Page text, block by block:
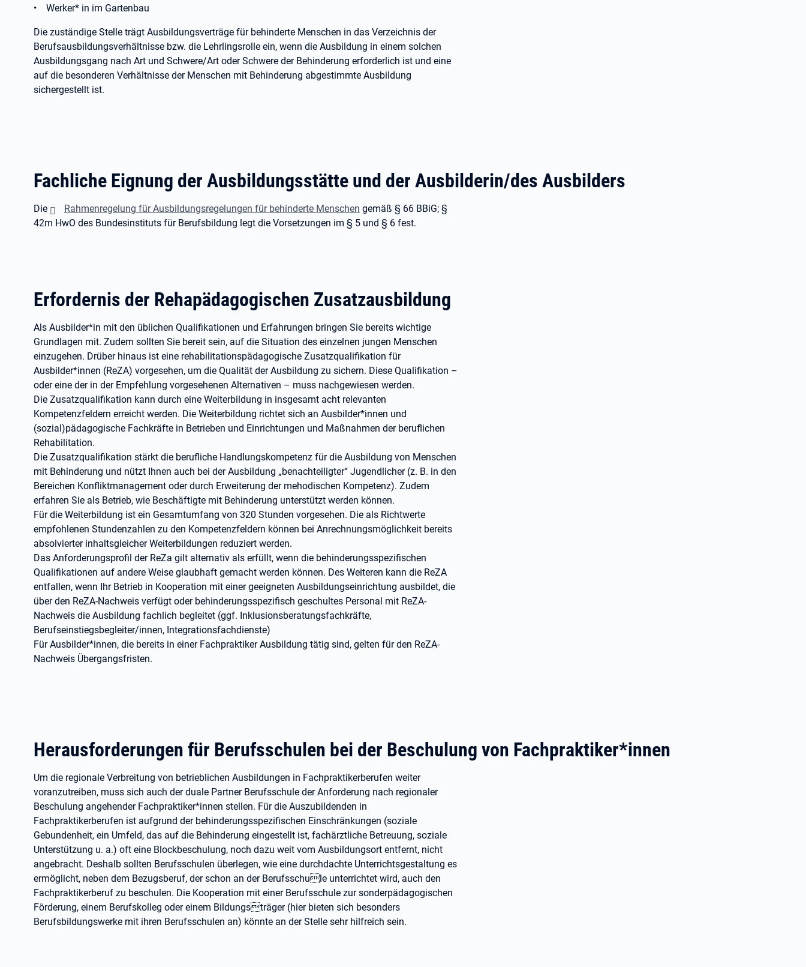
• Werker* in im Gartenbau
Die zuständige Stelle trägt Ausbildungsverträge für behinderte Menschen in das Verzeichnis der
Berufsausbildungsverhältnisse bzw. die Lehrlingsrolle ein, wenn die Ausbildung in einem solchen
Ausbildungsgang nach Art und Schwere/Art oder Schwere der Behinderung erforderlich ist und eine
auf die besonderen Verhältnisse der Menschen mit Behinderung abgestimmte Ausbildung
sichergestellt ist.
Fachliche Eignung der Ausbildungsstätte und der Ausbilderin/des Ausbilders
Die Rahmenregelung für Ausbildungsregelungen für behinderte Menschen gemäß § 66 BBiG; §
42m HwO des Bundesinstituts für Berufsbildung legt die Vorsetzungen im § 5 und § 6 fest.
Erfordernis der Rehapädagogischen Zusatzausbildung
Als Ausbilder*in mit den üblichen Qualifikationen und Erfahrungen bringen Sie bereits wichtige
Grundlagen mit. Zudem sollten Sie bereit sein, auf die Situation des einzelnen jungen Menschen
einzugehen. Drüber hinaus ist eine rehabilitationspädagogische Zusatzqualifikation für
Ausbilder*innen (ReZA) vorgesehen, um die Qualität der Ausbildung zu sichern. Diese Qualifikation –
oder eine der in der Empfehlung vorgesehenen Alternativen – muss nachgewiesen werden.
Die Zusatzqualifikation kann durch eine Weiterbildung in insgesamt acht relevanten
Kompetenzfeldern erreicht werden. Die Weiterbildung richtet sich an Ausbilder*innen und
(sozial)pädagogische Fachkräfte in Betrieben und Einrichtungen und Maßnahmen der beruflichen
Rehabilitation.
Die Zusatzqualifikation stärkt die berufliche Handlungskompetenz für die Ausbildung von Menschen
mit Behinderung und nützt Ihnen auch bei der Ausbildung „benachteiligter“ Jugendlicher (z. B. in den
Bereichen Konfliktmanagement oder durch Erweiterung der mehodischen Kompetenz). Zudem
erfahren Sie als Betrieb, wie Beschäftigte mit Behinderung unterstützt werden können.
Für die Weiterbildung ist ein Gesamtumfang von 320 Stunden vorgesehen. Die als Richtwerte
empfohlenen Stundenzahlen zu den Kompetenzfeldern können bei Anrechnungsmöglichkeit bereits
absolvierter inhaltsgleicher Weiterbildungen reduziert werden.
Das Anforderungsprofil der ReZa gilt alternativ als erfüllt, wenn die behinderungsspezifischen
Qualifikationen auf andere Weise glaubhaft gemacht werden können. Des Weiteren kann die ReZA
entfallen, wenn Ihr Betrieb in Kooperation mit einer geeigneten Ausbildungseinrichtung ausbildet, die
über den ReZA-Nachweis verfügt oder behinderungsspezifisch geschultes Personal mit ReZA-
Nachweis die Ausbildung fachlich begleitet (ggf. Inklusionsberatungsfachkräfte,
Berufseinstiegsbegleiter/innen, Integrationsfachdienste)
Für Ausbilder*innen, die bereits in einer Fachpraktiker Ausbildung tätig sind, gelten für den ReZA-
Nachweis Übergangsfristen.
Herausforderungen für Berufsschulen bei der Beschulung von Fachpraktiker*innen
Um die regionale Verbreitung von betrieblichen Ausbildungen in Fachpraktikerberufen weiter
voranzutreiben, muss sich auch der duale Partner Berufsschule der Anforderung nach regionaler
Beschulung angehender Fachpraktiker*innen stellen. Für die Auszubildenden in
Fachpraktikerberufen ist aufgrund der behinderungsspezifischen Einschränkungen (soziale
Gebundenheit, ein Umfeld, das auf die Behinderung eingestellt ist, fachärztliche Betreuung, soziale
Unterstützung u. a.) oft eine Blockbeschulung, noch dazu weit vom Ausbildungsort entfernt, nicht
angebracht. Deshalb sollten Berufsschulen überlegen, wie eine durchdachte Unterrichtsgestaltung es
ermöglicht, neben dem Bezugsberuf, der schon an der Berufsschule unterrichtet wird, auch den
Fachpraktikerberuf zu beschulen. Die Kooperation mit einer Berufsschule zur sonderpädagogischen
Förderung, einem Berufskolleg oder einem Bildungsträger (hier bieten sich besonders
Berufsbildungswerke mit ihren Berufsschulen an) könnte an der Stelle sehr hilfreich sein.